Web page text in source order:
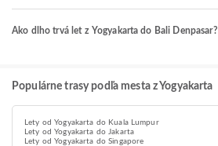
Ako dlho trvá let z Yogyakarta do Bali Denpasar?
Populárne trasy podľa mesta z Yogyakarta
Lety od Yogyakarta do Kuala Lumpur
Lety od Yogyakarta do Jakarta
Lety od Yogyakarta do Singapore